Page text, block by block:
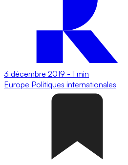
3 décembre 2019 - 1 min
Europe Politiques internationales